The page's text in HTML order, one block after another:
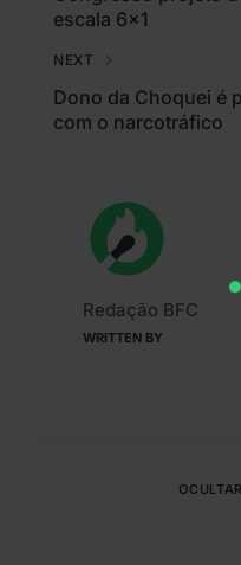
escala 6×1
NEXT
Dono da Choquei é
com o narcotráfico
WRITTEN BY
Redação BFC